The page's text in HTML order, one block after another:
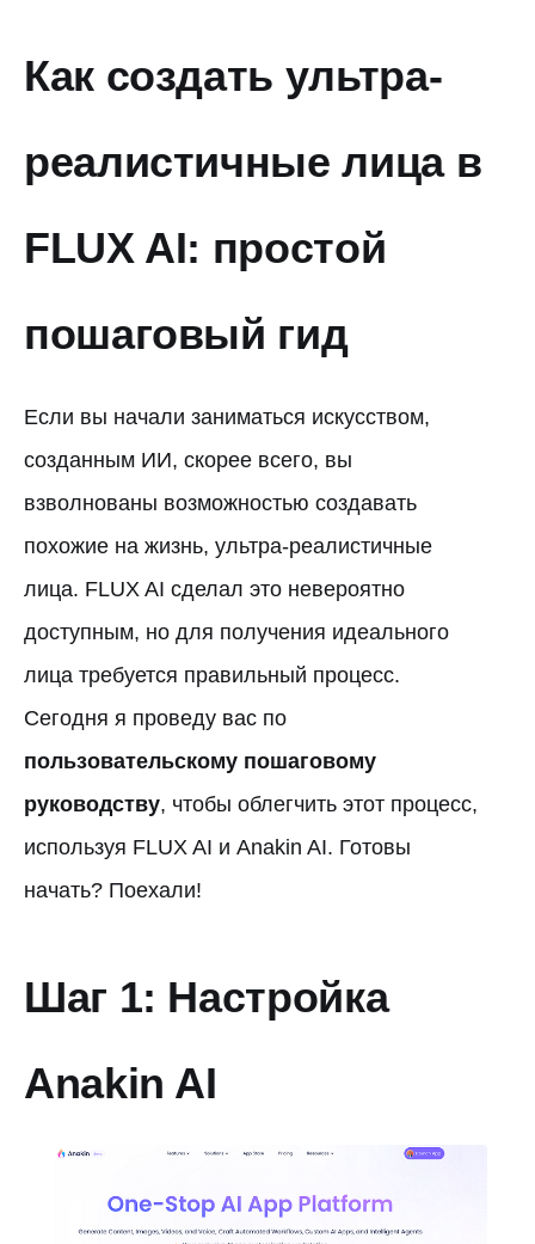
Как создать ультра-
реалистичные лица в
FLUX AI: простой
пошаговый гид
Если вы начали заниматься искусством,
созданным ИИ, скорее всего, вы
взволнованы возможностью создавать
похожие на жизнь, ультра-реалистичные
лица. FLUX AI сделал это невероятно
доступным, но для получения идеального
лица требуется правильный процесс.
Сегодня я проведу вас по
пользовательскому пошаговому
руководству, чтобы облегчить этот процесс,
используя FLUX AI и Anakin AI. Готовы
начать? Поехали!
Шаг 1: Настройка
Anakin AI